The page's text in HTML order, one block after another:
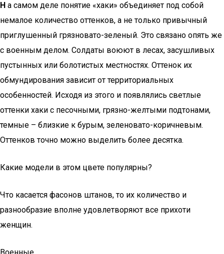
Н а самом деле понятие «хаки» объединяет под собой
немалое количество оттенков, а не только привычный
приглушенный грязновато-зеленый. Это связано опять же
с военным делом. Солдаты воюют в лесах, засушливых
пустынных или болотистых местностях. Оттенок их
обмундирования зависит от территориальных
особенностей. Исходя из этого и появлялись светлые
оттенки хаки с песочными, грязно-желтыми подтонами,
темные – близкие к бурым, зеленовато-коричневым.
Оттенков точно можно выделить более десятка.
Какие модели в этом цвете популярны?
Что касается фасонов штанов, то их количество и
разнообразие вполне удовлетворяют все прихоти
женщин.